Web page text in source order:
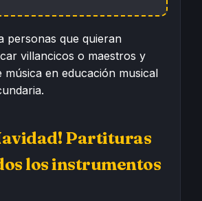
personas que quieran
villancicos o maestros y
música en educación musical
Partituras
los instrumentos